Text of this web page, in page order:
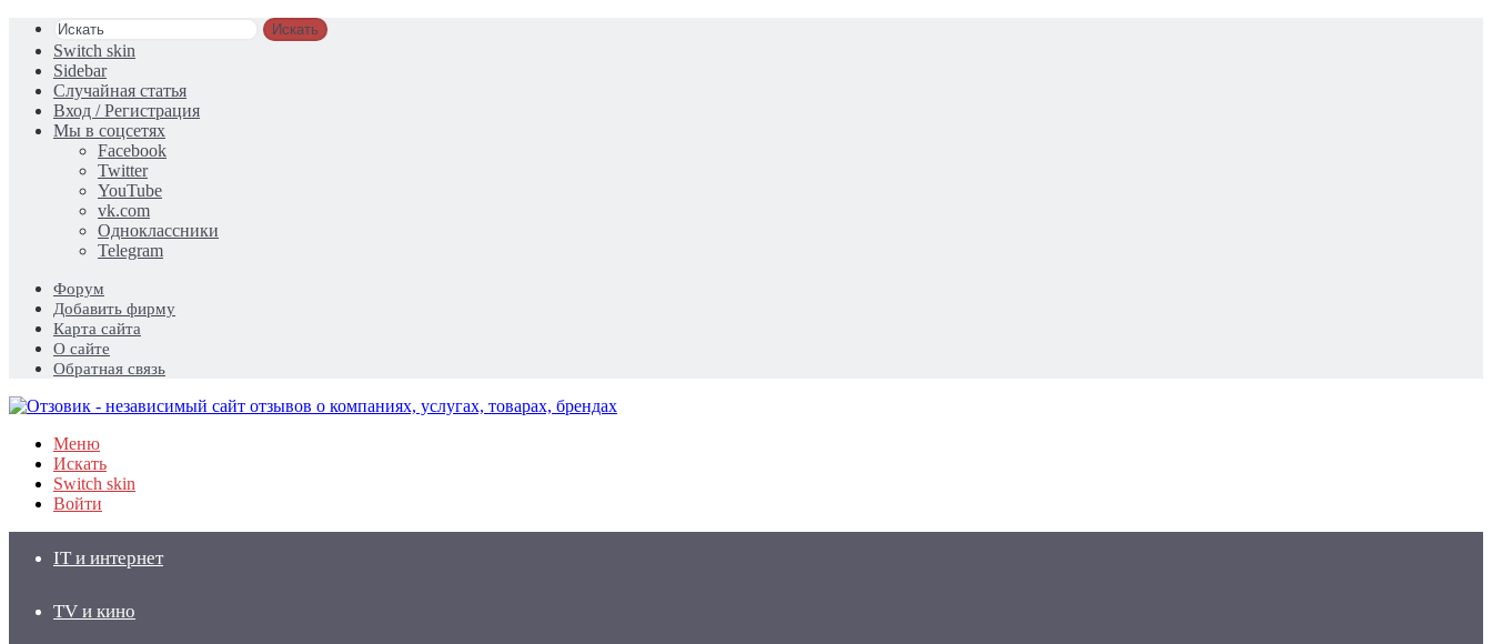
Искать
Switch skin
Sidebar
Случайная статья
Вход / Регистрация
Мы в соцсетях
Facebook
Twitter
YouTube
vk.com
Одноклассники
Telegram
Форум
Добавить фирму
Карта сайта
О сайте
Обратная связь
Меню
Искать
Switch skin
Войти
IT и интернет
TV и кино